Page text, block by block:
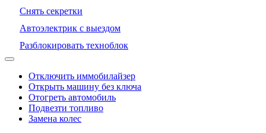
Снять секретки
Автоэлектрик с выездом
Разблокировать техноблок
Отключить иммобилайзер
Открыть машину без ключа
Отогреть автомобиль
Подвезти топливо
Замена колес